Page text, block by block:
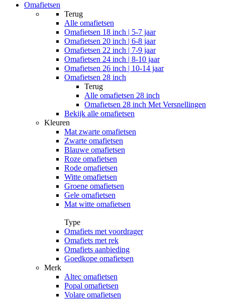
Omafietsen
Terug
Alle omafietsen
Omafietsen 18 inch | 5-7 jaar
Omafietsen 20 inch | 6-8 jaar
Omafietsen 22 inch | 7-9 jaar
Omafietsen 24 inch | 8-10 jaar
Omafietsen 26 inch | 10-14 jaar
Omafietsen 28 inch
Terug
Alle omafietsen 28 inch
Omafietsen 28 inch Met Versnellingen
Bekijk alle omafietsen
Kleuren
Mat zwarte omafietsen
Zwarte omafietsen
Blauwe omafietsen
Roze omafietsen
Rode omafietsen
Witte omafietsen
Groene omafietsen
Gele omafietsen
Mat witte omafietsen
Type
Omafiets met voordrager
Omafiets met rek
Omafiets aanbieding
Goedkope omafietsen
Merk
Altec omafietsen
Popal omafietsen
Volare omafietsen